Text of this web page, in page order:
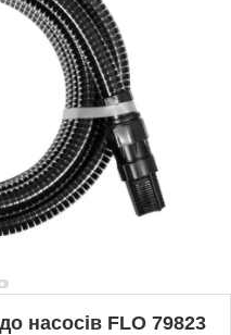
насосів FLO 79823